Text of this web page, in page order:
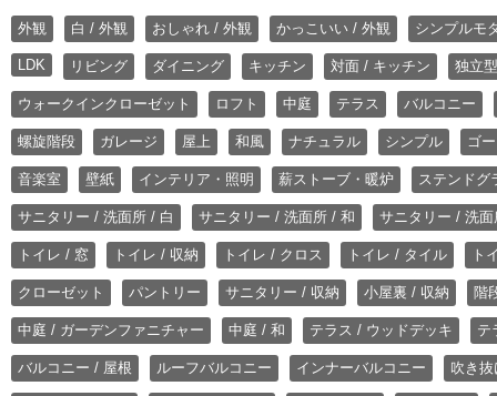
外観 白 / 外観 おしゃれ / 外観 かっこいい / 外観 シンプルモ
LDK リビング ダイニング キッチン 対面 / キッチン 独立
ウォークインクローゼット ロフト 中庭 テラス バルコニー
螺旋階段 ガレージ 屋上 和風 ナチュラル シンプル ゴ
音楽室 壁紙 インテリア・照明 薪ストーブ・暖炉 ステンドグ
サニタリー / 洗面所 / 白 サニタリー / 洗面所 / 和 サニタリー / 洗
トイレ / 窓 トイレ / 収納 トイレ / クロス トイレ / タイル ト
クローゼット パントリー サニタリー / 収納 小屋裏 / 収納 階
中庭 / ガーデンファニチャー 中庭 / 和 テラス / ウッドデッキ テ
バルコニー / 屋根 ルーフバルコニー インナーバルコニー 吹き